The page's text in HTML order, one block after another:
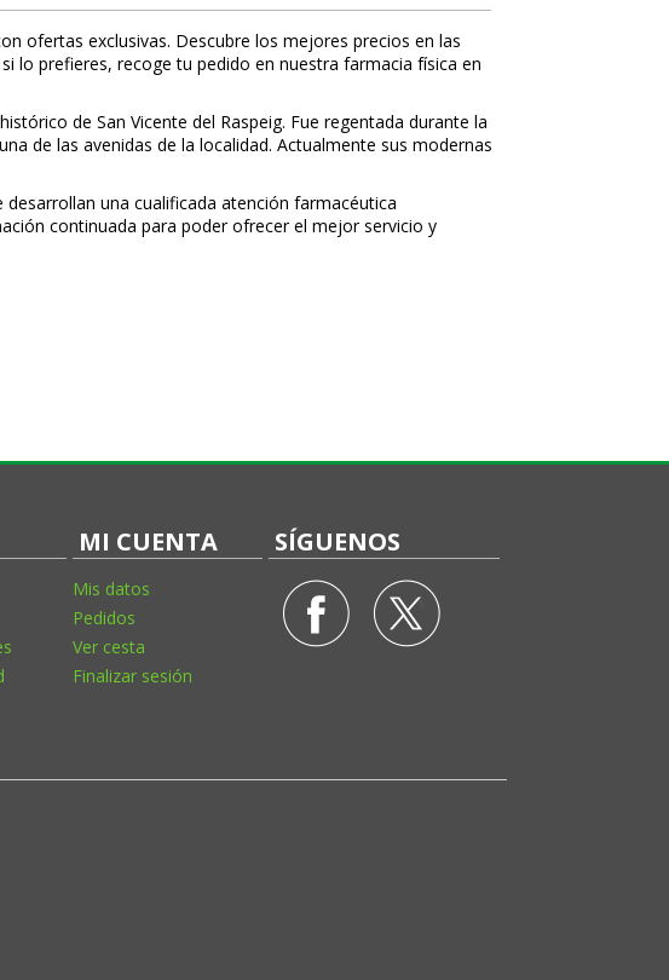
ofertas exclusivas. Descubre los mejores precios en las
lo prefieres, recoge tu pedido en nuestra farmacia física en
de San Vicente del Raspeig. Fue regentada durante la
de las avenidas de la localidad. Actualmente sus modernas
una cualificada atención farmacéutica
continuada para poder ofrecer el mejor servicio y
MI CUENTA
Mis datos
Pedidos
Ver cesta
Finalizar sesión
SÍGUENOS